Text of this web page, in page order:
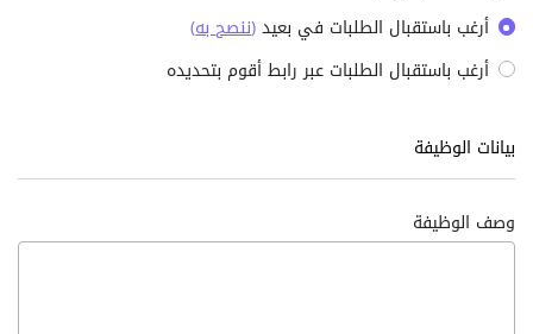
أرغب باستقبال الطلبات في بعيد(ننصح به)
أرغب باستقبال الطلبات عبر رابط أقوم بتحديده
بيانات الوظيفة
وصف الوظيفة